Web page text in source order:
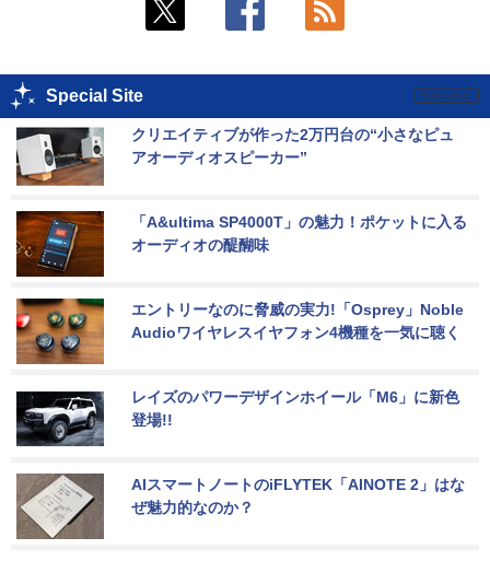
Special Site
クリエイティブが作った2万円台の“小さなピュ
アオーディオスピーカー”
「A&ultima SP4000T」の魅力！ポケットに入る
オーディオの醍醐味
エントリーなのに脅威の実力!「Osprey」Noble
Audioワイヤレスイヤフォン4機種を一気に聴く
レイズのパワーデザインホイール「M6」に新色
登場!!
AIスマートノートのiFLYTEK「AINOTE 2」はな
ぜ魅力的なのか？